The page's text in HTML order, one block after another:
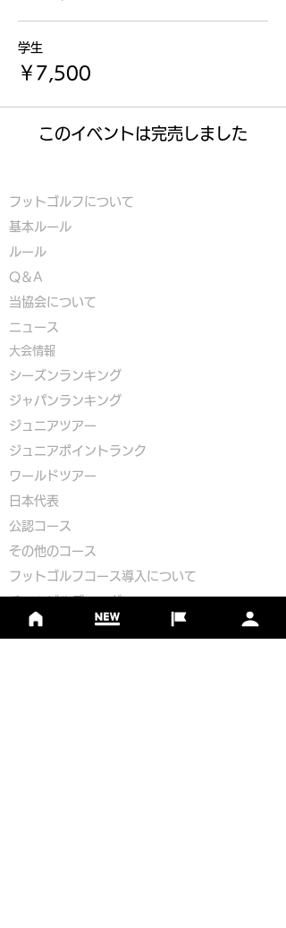
学生
￥7,500
このイベントは完売しました
フットゴルフについて
基本ルール
ルール
Q＆A
​当協会について
​ニュース
大会情報
シーズンランキング
ジャパンランキング
ジュニアツアー
ジュニアポイントランク
​ワールドツアー
​​日本代表
公認コース
​その他のコース
​ フットゴルフコース導入について
選手登録​